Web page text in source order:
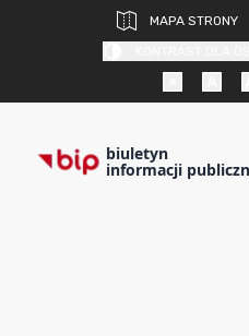
MAPA STRONY
biuletyn
informacji